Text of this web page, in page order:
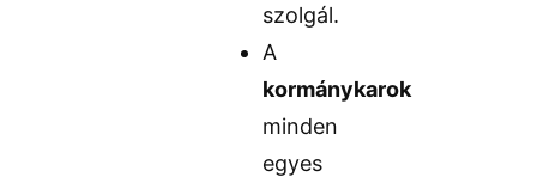
szolgál.
A
kormánykarok
minden
egyes